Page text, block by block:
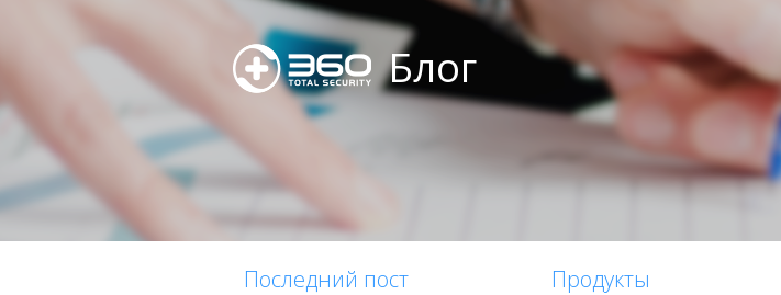
Блог
Последний пост Продукты